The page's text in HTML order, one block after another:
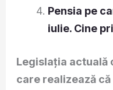
Pensia pe
iulie. Cine
Legislația actuală
care realizează